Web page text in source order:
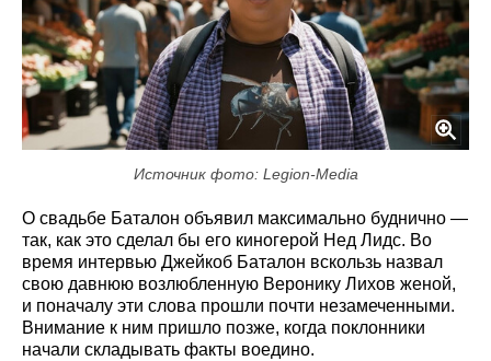
Источник фото: Legion-Media
О свадьбе Баталон объявил максимально буднично —
так, как это сделал бы его киногерой Нед Лидс. Во
время интервью Джейкоб Баталон вскользь назвал
свою давнюю возлюбленную Веронику Лихов женой,
и поначалу эти слова прошли почти незамеченными.
Внимание к ним пришло позже, когда поклонники
начали складывать факты воедино.